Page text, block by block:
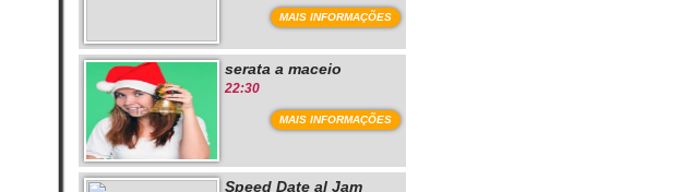
MAIS INFORMAÇÕES
serata a maceio
22:30
MAIS INFORMAÇÕES
Speed Date al Jam